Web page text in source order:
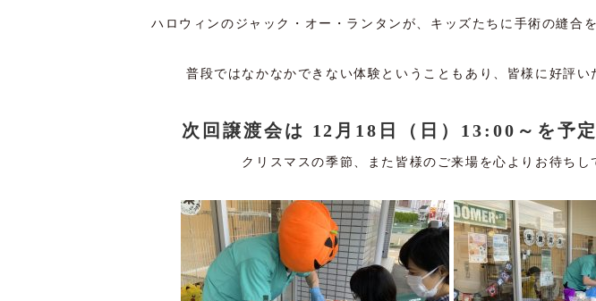
ハロウィンのジャック・オー・ランタンが、キッズたちに手術の縫合
普段ではなかなかできない体験ということもあり、皆様に好評い
次回譲渡会は 12月18日（日）13:00～を予定
クリスマスの季節、また皆様のご来場を心よりお待ちし